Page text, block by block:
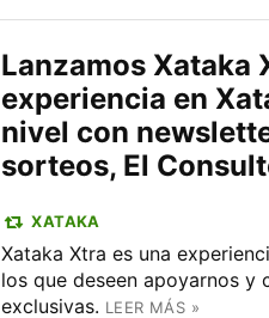
Lanzamos Xataka
experiencia en
nivel con
sorteos, El
XATAKA
Xataka Xtra es una
los que deseen apoyarnos y
exclusivas. LEER MÁS »